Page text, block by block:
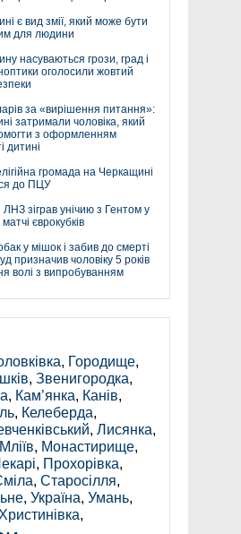
є вид змії, який може бути
для людини
насуваються грози, град і
оголосили жовтий
за «вирішення питання»:
затримали чоловіка, який
з оформленням
дитині
громада на Черкащині
до ПЦУ
ЛНЗ зіграв унічию з Гентом у
єврокубків
у мішок і забив до смерті
призначив чоловіку 5 років
волі з випробуванням
, Городище,
, Звенигородка,
, Кам’янка, Канів,
, Келеберда,
, Лисянка,
Мліїв, Монастирище,
, Прохорівка,
, Старосілля,
, Україна, Умань,
Христинівка,